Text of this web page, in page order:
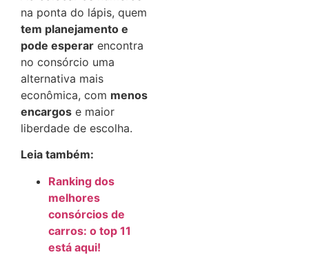
na ponta do lápis, quem
tem planejamento e
pode esperar encontra
no consórcio uma
alternativa mais
econômica, com menos
encargos e maior
liberdade de escolha.
Leia também:
Ranking dos
melhores
consórcios de
carros: o top 11
está aqui!